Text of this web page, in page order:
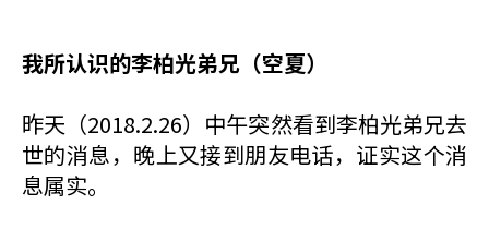
我所认识的李柏光弟兄（空夏）
昨天（2018.2.26）中午突然看到李柏光弟兄去
世的消息，晚上又接到朋友电话，证实这个消
息属实。